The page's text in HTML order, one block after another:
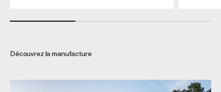
Découvrez la manufacture